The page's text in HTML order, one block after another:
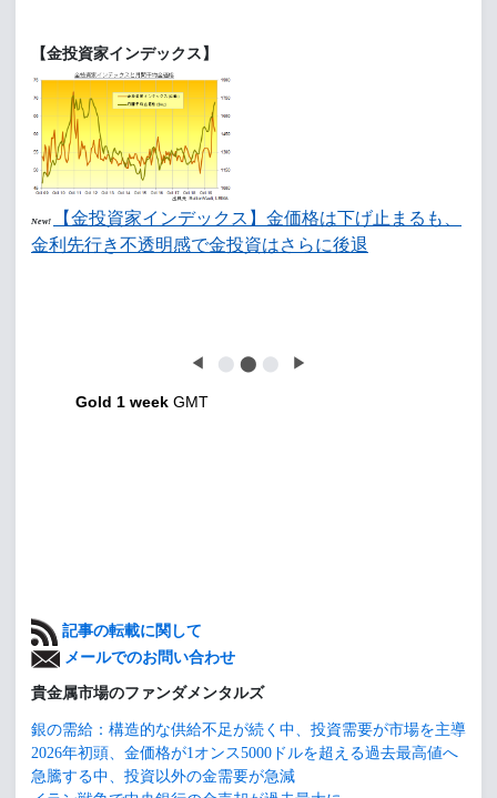
【金投資家インデックス】
New!
【金投資家インデックス】金価格は下げ止まるも、
金利先行き不透明感で金投資はさらに後退
◀ ⬤ ⬤ ⬤ ▶
Gold 1 week GMT
記事の転載に関して
メールでのお問い合わせ
貴金属市場のファンダメンタルズ
銀の需給：構造的な供給不足が続く中、投資需要が市場を主導
2026年初頭、金価格が1オンス5000ドルを超える過去最高値へ
急騰する中、投資以外の金需要が急減